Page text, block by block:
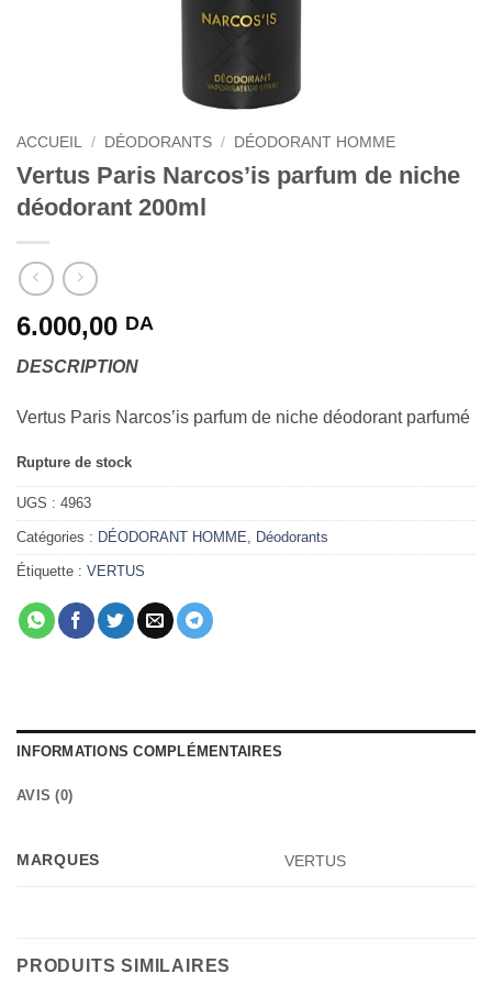
ACCUEIL / DÉODORANTS / DÉODORANT HOMME
Vertus Paris Narcos’is parfum de niche
déodorant 200ml
6.000,00 DA
DESCRIPTION
Vertus Paris Narcos’is parfum de niche déodorant parfumé
Rupture de stock
UGS : 4963
Catégories : DÉODORANT HOMME Déodorants
Étiquette : VERTUS
INFORMATIONS COMPLÉMENTAIRES
AVIS (0)
MARQUES VERTUS
PRODUITS SIMILAIRES